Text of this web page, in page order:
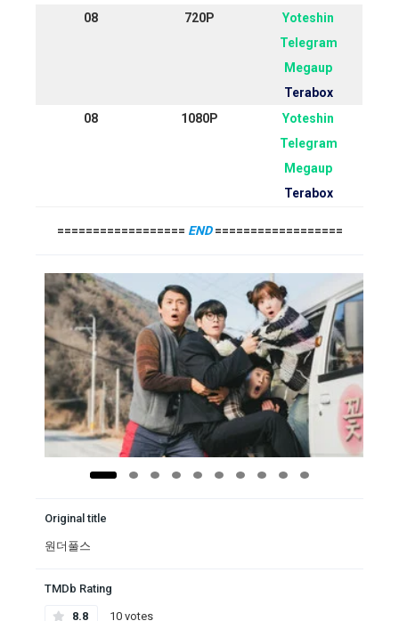
08
720P
Yoteshin
Telegram
Megaup
Terabox
08
1080P
Yoteshin
Telegram
Megaup
Terabox
================== END==================
Original title
원더풀스
TMDb Rating
8.8 10 votes